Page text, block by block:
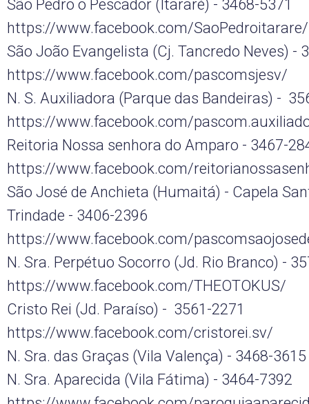
São Pedro o Pescador (Itararé) - 3468-5371
https://www.facebook.com/SaoPedroitarare/
São João Evangelista (Cj. Tancredo Neves) -
https://www.facebook.com/pascomsjesv/
N. S. Auxiliadora (Parque das Bandeiras) -
https://www.facebook.com/
Reitoria Nossa senhora do Amparo - 3467-
https://www.facebook.com/
São José de Anchieta (Humaitá) - Capela
Trindade - 3406-2396
https://www.facebook.com/
N. Sra. Perpétuo Socorro (Jd. Rio Branco) -
https://www.facebook.com/THEOTOKUS/
Cristo Rei (Jd. Paraíso) - 3561-2271
https://www.facebook.com/cristorei.sv/
N. Sra. das Graças (Vila Valença) - 3468-3615
N. Sra. Aparecida (Vila Fátima) - 3464-7392